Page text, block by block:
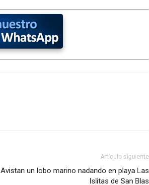
Artículo siguiente
Avistan un lobo marino nadando en playa Las
Islitas de San Blas